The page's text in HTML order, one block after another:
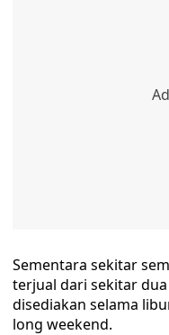
Sementara sekitar
terjual dari sekitar
disediakan selama
long weekend.